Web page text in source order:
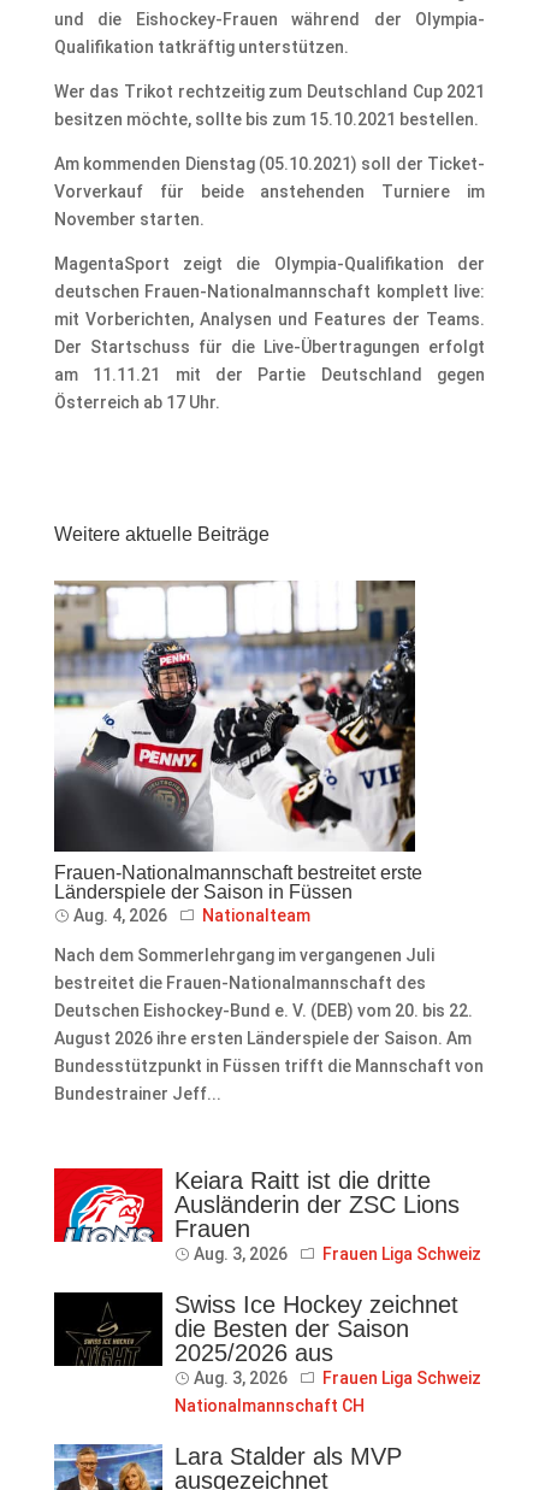
und die Eishockey-Frauen während der Olympia-
Qualifikation tatkräftig unterstützen.
Wer das Trikot rechtzeitig zum Deutschland Cup 2021
besitzen möchte, sollte bis zum 15.10.2021 bestellen.
Am kommenden Dienstag (05.10.2021) soll der Ticket-
Vorverkauf für beide anstehenden Turniere im
November starten.
MagentaSport zeigt die Olympia-Qualifikation der
deutschen Frauen-Nationalmannschaft komplett live:
mit Vorberichten, Analysen und Features der Teams.
Der Startschuss für die Live-Übertragungen erfolgt
am 11.11.21 mit der Partie Deutschland gegen
Österreich ab 17 Uhr.
Weitere aktuelle Beiträge
Frauen-Nationalmannschaft bestreitet erste
Länderspiele der Saison in Füssen
Aug. 4, 2026 Nationalteam
Nach dem Sommerlehrgang im vergangenen Juli
bestreitet die Frauen-Nationalmannschaft des
Deutschen Eishockey-Bund e. V. (DEB) vom 20. bis 22.
August 2026 ihre ersten Länderspiele der Saison. Am
Bundesstützpunkt in Füssen trifft die Mannschaft von
Bundestrainer Jeff...
Keiara Raitt ist die dritte
Ausländerin der ZSC Lions
Frauen
Aug. 3, 2026 Frauen Liga Schweiz
Swiss Ice Hockey zeichnet
die Besten der Saison
2025/2026 aus
Aug. 3, 2026
Frauen Liga Schweiz
Nationalmannschaft CH
Lara Stalder als MVP
ausgezeichnet